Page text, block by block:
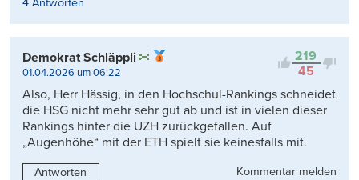
219
45
Demokrat Schläppli
01.04.2026 um 06:22
Also, Herr Hässig, in den Hochschul-Rankings schneidet
die HSG nicht mehr sehr gut ab und ist in vielen dieser
Rankings hinter die UZH zurückgefallen. Auf
„Augenhöhe“ mit der ETH spielt sie keinesfalls mit.
Antworten
Kommentar melden